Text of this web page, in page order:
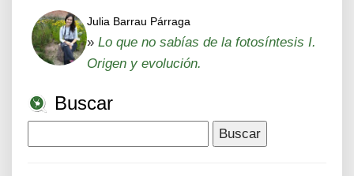
Julia Barrau Párraga
» Lo que no sabías de la fotosíntesis I.
Origen y evolución.
Buscar